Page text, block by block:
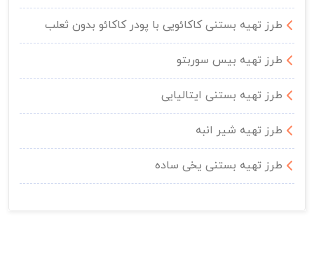
طرز تهیه بستنی کاکائویی با پودر کاکائو بدون ثعلب
طرز تهیه بیس سوربتو
طرز تهیه بستنی ایتالیایی
طرز تهیه شیر انبه
طرز تهیه بستنی یخی ساده